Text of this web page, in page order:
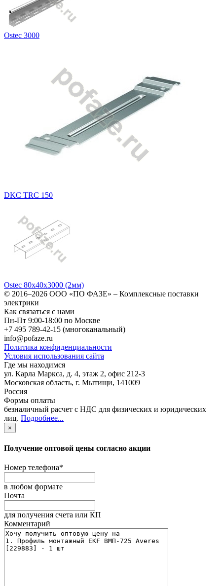
Ostec 3000
DKC TRC 150
Ostec 80х40х3000 (2мм)
© 2016–2026 ООО «ПО ФАЗЕ» – Комплексные поставки
электрики
Как связаться с нами
Пн-Пт 9:00-18:00 по Москве
+7 495 789-42-15 (многоканальный)
info@pofaze.ru
Политика конфиденциальности
Условия использования сайта
Где мы находимся
ул. Карла Маркса, д. 4, этаж 2, офис 212-3
Московская область, г. Мытищи, 141009
Россия
Формы оплаты
безналичный расчет с НДС для физических и юридических
лиц. Подробнее...
×
Получение оптовой цены согласно акции
Номер телефона*
в любом формате
Почта
для получения счета или КП
Комментарий